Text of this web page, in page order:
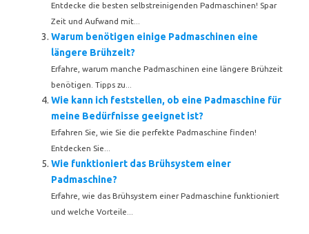
Entdecke die besten selbstreinigenden Padmaschinen! Spar
Zeit und Aufwand mit...
Warum benötigen einige Padmaschinen eine
längere Brühzeit?
Erfahre, warum manche Padmaschinen eine längere Brühzeit
benötigen. Tipps zu...
Wie kann ich feststellen, ob eine Padmaschine für
meine Bedürfnisse geeignet ist?
Erfahren Sie, wie Sie die perfekte Padmaschine finden!
Entdecken Sie...
Wie funktioniert das Brühsystem einer
Padmaschine?
Erfahre, wie das Brühsystem einer Padmaschine funktioniert
und welche Vorteile...